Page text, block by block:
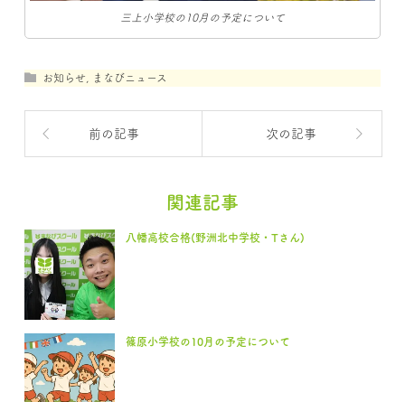
三上小学校の10月の予定について
お知らせ まなびニュース
前の記事 次の記事
関連記事
八幡高校合格(野洲北中学校・Tさん)
篠原小学校の10月の予定について